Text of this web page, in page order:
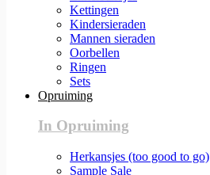
Kettingen
Kindersieraden
Mannen sieraden
Oorbellen
Ringen
Sets
Opruiming
In Opruiming
Herkansjes (too good to go)
Sample Sale